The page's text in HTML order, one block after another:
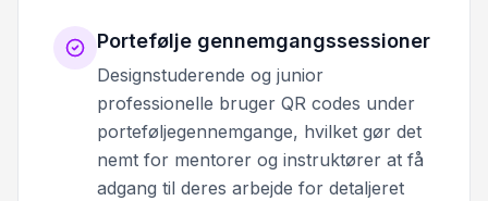
Portefølje gennemgangssessioner
Designstuderende og junior
professionelle bruger QR codes under
porteføljegennemgange, hvilket gør det
nemt for mentorer og instruktører at få
adgang til deres arbejde for detaljeret